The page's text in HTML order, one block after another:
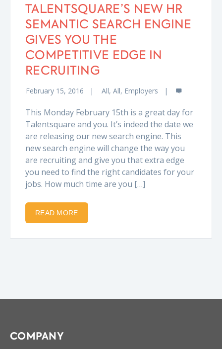
TALENTSQUARE’S NEW HR
SEMANTIC SEARCH ENGINE
GIVES YOU THE
COMPETITIVE EDGE IN
RECRUITING
February 15, 2016 All, All, Employers
This Monday February 15th is a great day for
Talentsquare and you. It’s indeed the date we
are releasing our new search engine. This
new search engine will change the way you
are recruiting and give you that extra edge
you need to find the right candidates for your
jobs. How much time are you […]
READ MORE
COMPANY